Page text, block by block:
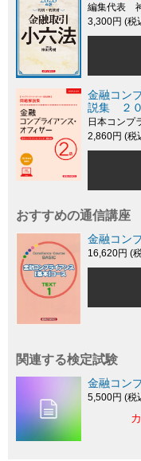
編集代表
3,300円 (税
金融コン
説集 ２０
日本コンプ
2,860円 (税
おすすめの通信講座
金融コン
16,620円 (
関連する検定試験
金融コン
5,500円 (税